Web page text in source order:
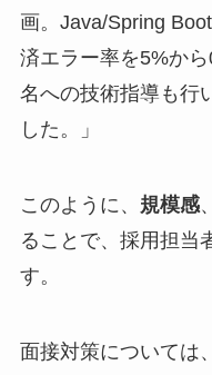
画。Java/Spring
済エラー率を5%か
名への技術指導も行
した。」
このように、 規模感、
ることで、採用担当
す。
面接対策については、